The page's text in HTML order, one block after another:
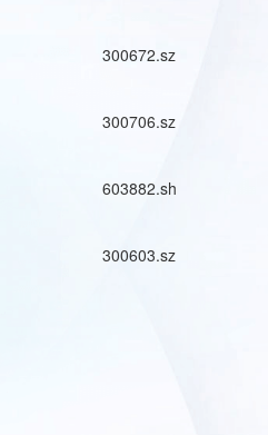
300672.sz
300706.sz
603882.sh
300603.sz